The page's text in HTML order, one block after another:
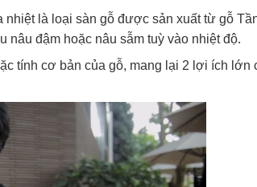
nhiệt là loại sàn gỗ được sản xuất từ gỗ
nâu đậm hoặc nâu sẫm tuỳ vào nhiệt độ.
tính cơ bản của gỗ, mang lại 2 lợi ích lớn